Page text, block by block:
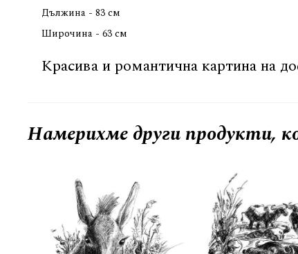
Дължина - 83 см
Широчина - 63 см
Красива и романтична картина на
Намерихме други продукти,